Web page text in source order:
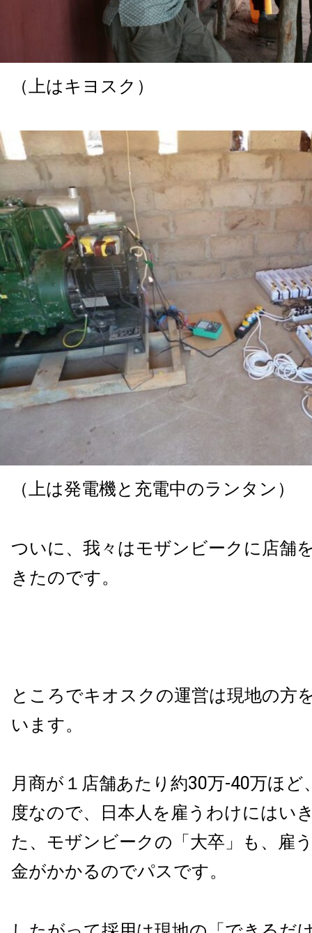
（上はキヨスク）
（上は発電機と充電中のランタン）
ついに、我々はモザンビークに店舗
きたのです。
ところでキオスクの運営は現地の方
います。
月商が１店舗あたり約30万-40万ほど
度なので、
日本人を雇うわけにはい
た、モザンビークの「大卒」も、雇
金がかかるのでパスです。